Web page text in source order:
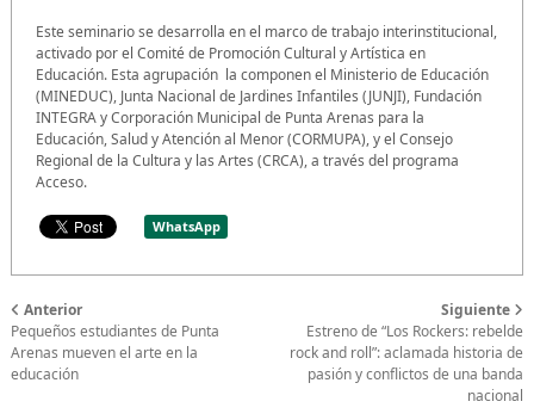
Este seminario se desarrolla en el marco de trabajo interinstitucional,
activado por el Comité de Promoción Cultural y Artística en
Educación. Esta agrupación la componen el Ministerio de Educación
(MINEDUC), Junta Nacional de Jardines Infantiles (JUNJI), Fundación
INTEGRA y Corporación Municipal de Punta Arenas para la
Educación, Salud y Atención al Menor (CORMUPA), y el Consejo
Regional de la Cultura y las Artes (CRCA), a través del programa
Acceso.
WhatsApp
Anterior
Pequeños estudiantes de Punta
Arenas mueven el arte en la
educación
Siguiente
Estreno de “Los Rockers: rebelde
rock and roll”: aclamada historia de
pasión y conflictos de una banda
nacional